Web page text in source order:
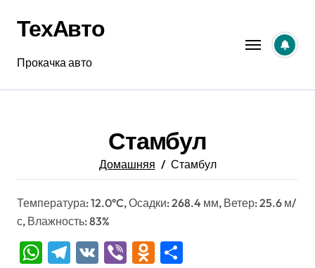
содержанию
ТехАвто
Прокачка авто
Стамбул
Домашняя Стамбул
Температура: 12.0°C, Осадки: 268.4 мм, Ветер: 25.6 м/
с, Влажность: 83%
WhatsApp
Telegram
VK ViberOdnoklassniki